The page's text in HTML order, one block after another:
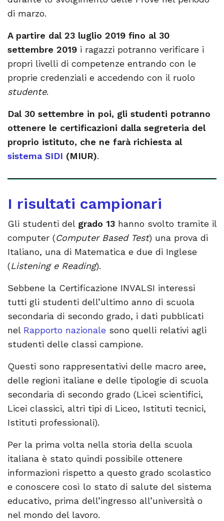
di marzo.
A partire dal 23 luglio 2019 fino al 30
settembre 2019 i ragazzi potranno verificare i
propri livelli di competenze entrando con le
proprie credenziali e accedendo con il ruolo
studente.
Dal 30 settembre in poi, gli studenti potranno
ottenere le certificazioni dalla segreteria del
proprio istituto, che ne farà richiesta al
sistema SIDI (MIUR).
I risultati campionari
Gli studenti del grado 13 hanno svolto tramite il
computer (Computer Based Test) una prova di
Italiano, una di Matematica e due di Inglese
(Listening e Reading).
Sebbene la Certificazione INVALSI interessi
tutti gli studenti dell’ultimo anno di scuola
secondaria di secondo grado, i dati pubblicati
nel Rapporto nazionale sono quelli relativi agli
studenti delle classi campione.
Questi sono rappresentativi delle macro aree,
delle regioni italiane e delle tipologie di scuola
secondaria di secondo grado (Licei scientifici,
Licei classici, altri tipi di Liceo, Istituti tecnici,
Istituti professionali).
Per la prima volta nella storia della scuola
italiana è stato quindi possibile ottenere
informazioni rispetto a questo grado scolastico
e conoscere così lo stato di salute del sistema
educativo, prima dell’ingresso all’università o
nel mondo del lavoro.